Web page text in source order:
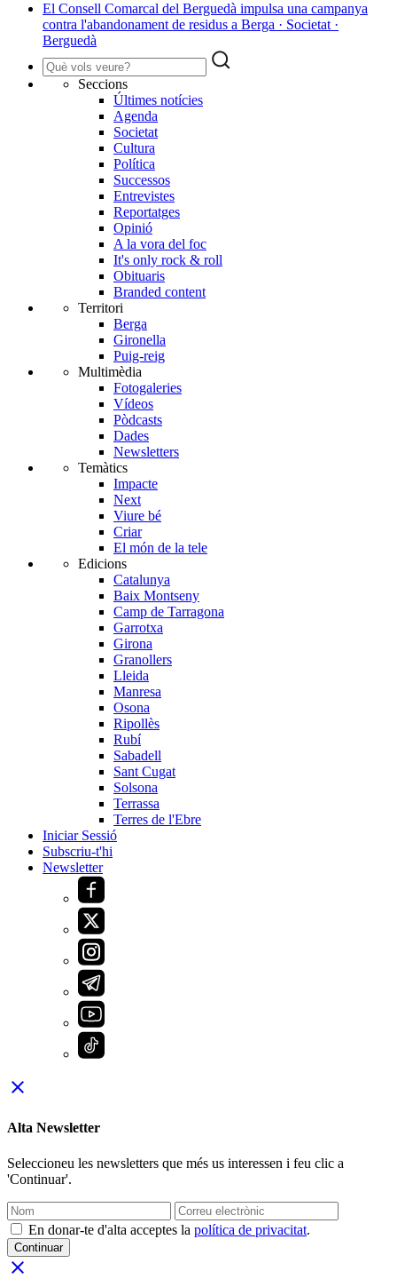
El Consell Comarcal del Berguedà impulsa una campanya
contra l'abandonament de residus a Berga · Societat ·
Berguedà
Seccions
Últimes notícies
Agenda
Societat
Cultura
Política
Successos
Entrevistes
Reportatges
Opinió
A la vora del foc
It's only rock & roll
Obituaris
Branded content
Territori
Berga
Gironella
Puig-reig
Multimèdia
Fotogaleries
Vídeos
Pòdcasts
Dades
Newsletters
Temàtics
Impacte
Next
Viure bé
Criar
El món de la tele
Edicions
Catalunya
Baix Montseny
Camp de Tarragona
Garrotxa
Girona
Granollers
Lleida
Manresa
Osona
Ripollès
Rubí
Sabadell
Sant Cugat
Solsona
Terrassa
Terres de l'Ebre
Iniciar Sessió
Subscriu-t'hi
Newsletter
close
Alta Newsletter
Seleccioneu les newsletters que més us interessen i feu clic a
'Continuar'.
En donar-te d'alta acceptes la política de privacitat.
Continuar
close